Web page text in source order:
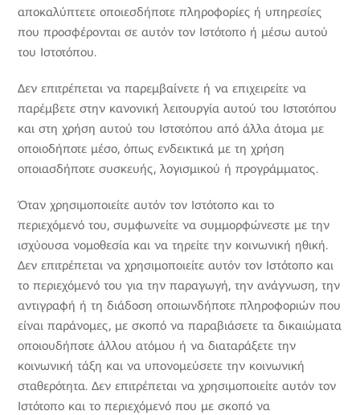
αποκαλύπτετε οποιεσδήποτε πληροφορίες ή υπηρεσίες
που προσφέρονται σε αυτόν τον Ιστότοπο ή μέσω αυτού
του Ιστοτόπου.
Δεν επιτρέπεται να παρεμβαίνετε ή να επιχειρείτε να
παρέμβετε στην κανονική λειτουργία αυτού του Ιστοτόπου
και στη χρήση αυτού του Ιστοτόπου από άλλα άτομα με
οποιοδήποτε μέσο, όπως ενδεικτικά με τη χρήση
οποιασδήποτε συσκευής, λογισμικού ή προγράμματος.
Όταν χρησιμοποιείτε αυτόν τον Ιστότοπο και το
περιεχόμενό του, συμφωνείτε να συμμορφώνεστε με την
ισχύουσα νομοθεσία και να τηρείτε την κοινωνική ηθική.
Δεν επιτρέπεται να χρησιμοποιείτε αυτόν τον Ιστότοπο και
το περιεχόμενό του για την παραγωγή, την ανάγνωση, την
αντιγραφή ή τη διάδοση οποιωνδήποτε πληροφοριών που
είναι παράνομες, με σκοπό να παραβιάσετε τα δικαιώματα
οποιουδήποτε άλλου ατόμου ή να διαταράξετε την
κοινωνική τάξη και να υπονομεύσετε την κοινωνική
σταθερότητα. Δεν επιτρέπεται να χρησιμοποιείτε αυτόν τον
Ιστότοπο και το περιεχόμενό που με σκοπό να